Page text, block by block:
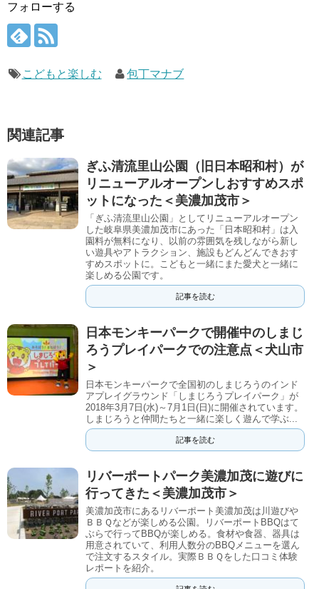
フォローする
こどもと楽しむ 包丁マナブ
関連記事
ぎふ清流里山公園（旧日本昭和村）が
リニューアルオープンしおすすめスポ
ットになった＜美濃加茂市＞
「ぎふ清流里山公園」としてリニューアルオープン
した岐阜県美濃加茂市にあった「日本昭和村」は入
園料が無料になり、以前の雰囲気を残しながら新し
い遊具やアトラクション、施設もどんどんできおす
すめスポットに。こどもと一緒にまた愛犬と一緒に
楽しめる公園です。
記事を読む
日本モンキーパークで開催中のしまじ
ろうプレイパークでの注意点＜犬山市
＞
日本モンキーパークで全国初のしまじろうのインド
アプレイグラウンド「しまじろうプレイパーク」が
2018年3月7日(水)～7月1日(日)に開催されています。
しまじろうと仲間たちと一緒に楽しく遊んで学ぶ...
記事を読む
リバーポートパーク美濃加茂に遊びに
行ってきた＜美濃加茂市＞
美濃加茂市にあるリバーポート美濃加茂は川遊びや
ＢＢＱなどが楽しめる公園。リバーポートBBQはて
ぶらで行ってBBQが楽しめる。食材や食器、器具は
用意されていて、利用人数分のBBQメニューを選ん
で注文するスタイル。実際ＢＢＱをした口コミ体験
レポートを紹介。